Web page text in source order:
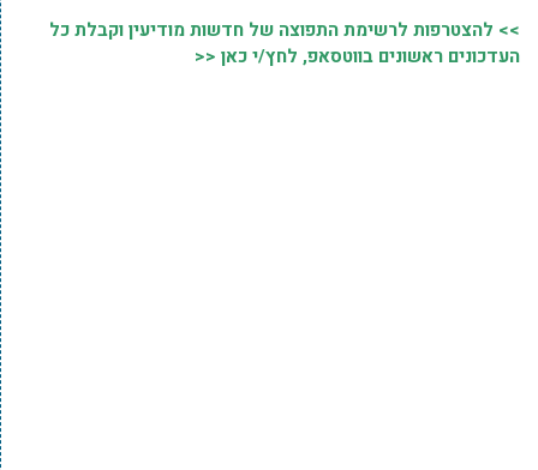
>> להצטרפות לרשימת התפוצה של חדשות מודיעין וקבלת כל
העדכונים ראשונים בווטסאפ, לחץ/י כאן <<